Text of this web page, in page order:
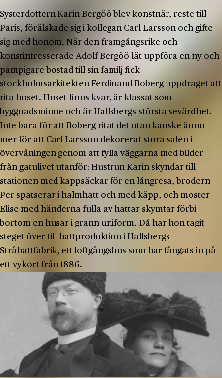
Systerdottern Karin Bergöö blev konstnär, reste till
Paris, förälskade sig i kollegan Carl Larsson och gifte
sig med honom. När den framgångsrike och
konstintresserade Adolf Bergöö lät uppföra en ny och
pampigare bostad till sin familj fick
stockholmsarkitekten Ferdinand Boberg uppdraget att
rita huset. Huset finns kvar, är klassat som
byggnadsminne och är Hallsbergs största sevärdhet.
Inte bara för att Boberg ritat det utan kanske ännu
mer för att Carl Larsson dekorerat stora salen i
övervåningen genom att fylla väggarna med bilder
från gatulivet utanför: Hustrun Karin skyndar till
stationen med kappsäckar för en långresa, brodern
Per spatserar i halmhatt och med käpp, och moster
Elise med händerna fulla av hattar skymtar förbi
bortom en husar i grann uniform. Då har hon tagit
steget över till hattproduktion i Hallsbergs
Stråhattfabrik, ett loftgångshus som har fångats in på
ett vykort från 1886.